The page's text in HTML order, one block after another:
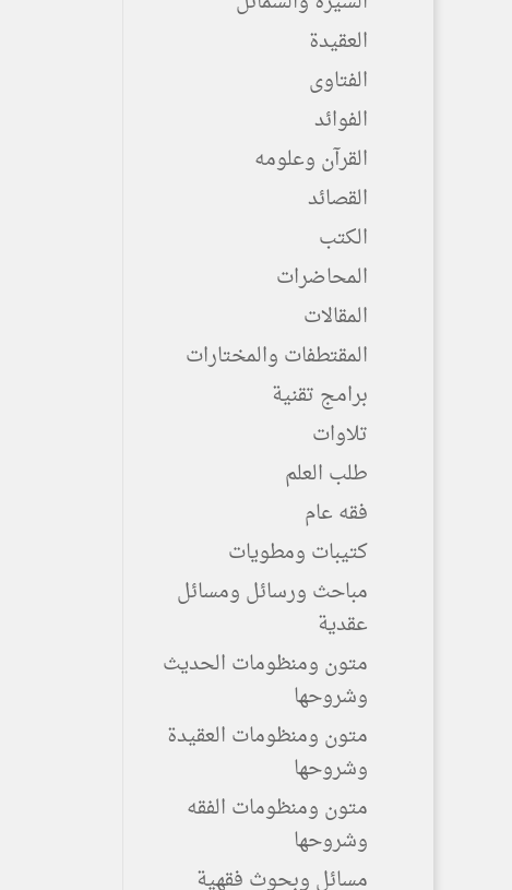
العقيدة
الفتاوى
الفوائد
القرآن وعلومه
القصائد
الكتب
المحاضرات
المقالات
المقتطفات والمختارات
برامج تقنية
تلاوات
طلب العلم
فقه عام
كتيبات ومطويات
مباحث ورسائل ومسائل
عقدية
متون ومنظومات الحديث
وشروحها
متون ومنظومات العقيدة
وشروحها
متون ومنظومات الفقه
وشروحها
مسائل وبحوث فقهية